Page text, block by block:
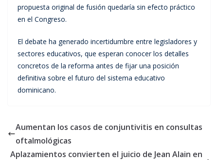
propuesta original de fusión quedaría sin efecto práctico
en el Congreso.
El debate ha generado incertidumbre entre legisladores y
sectores educativos, que esperan conocer los detalles
concretos de la reforma antes de fijar una posición
definitiva sobre el futuro del sistema educativo
dominicano.
Aumentan los casos de conjuntivitis en consultas
oftalmológicas
Aplazamientos convierten el juicio de Jean Alain en